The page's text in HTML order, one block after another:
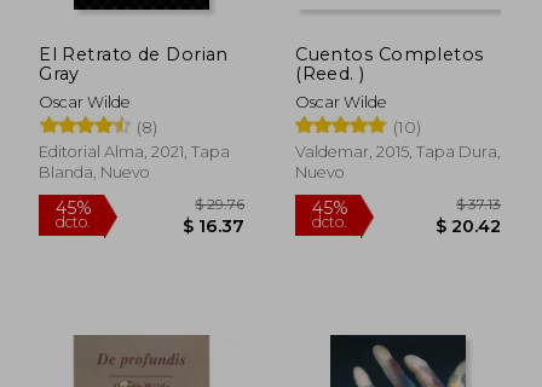
El Retrato de Dorian
Gray
Oscar Wilde
(8)
Editorial Alma, 2021, Tapa
Blanda, Nuevo
Cuentos Completos
(Reed. )
Oscar Wilde
(10)
Valdemar, 2015, Tapa Dura,
Nuevo